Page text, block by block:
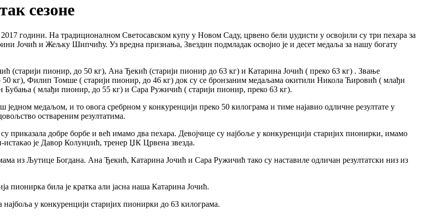
сезоне
години. На традиционалном Светосавском купу у Новом Саду, црвено бели џудисти у освојили су три пехара за
Јочић и Жељку Шипчићу. Уз вредна признања, Звездин подмладак освојио је и десет медаља за нашу богату
пионир, до 50 кг), Ана Ђекић (старији пионир до 63 кг) и Катарина Јочић ( преко 63 кг) . Звање
кг), Филип Томше ( старији пионир, до 46 кг) док су се бронзаним медаљама окитили Никола Ћировић ( млађи
( млађи пионир, до 55 кг) и Сара Ружичић ( старији пионир, преко 63 кг).
медаљом, и то овога сребрном у конкуренцији преко 50 килограма и тиме најавио одличне резултате у
оствареним резултатима.
приказала добре борбе и већ имамо два пехара. Девојчице су најбоље у конкуренцији старијих пионирки, имамо
је Давор Колунџић, тренер ЏК Црвена звезда.
из Љутице Богдана. Ана Ђекић, Катарина Јочић и Сара Ружичић тако су наставиле одличан резултатски низ из
пионирка била је кратка али јасна наша Катарина Јочић.
у конкуренцији старијих пионирки до 63 килограма.